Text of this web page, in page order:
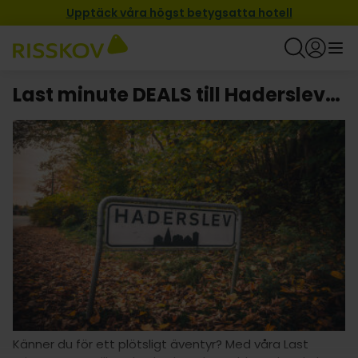
Upptäck våra högst betygsatta hotell
Last minute DEALS till Haderslev: Fantastiska resor till fantastiska priser!
Känner du för ett plötsligt äventyr? Med våra Last